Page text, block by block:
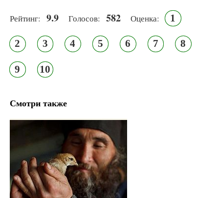
Рейтинг: 9.9 Голосов: 582 Оценка: 1
2 3 4 5 6 7 8
9 10
Смотри также